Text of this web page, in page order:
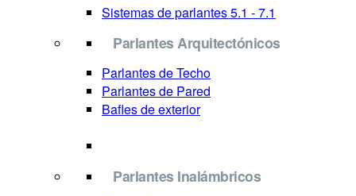
Sistemas de parlantes 5.1 - 7.1
Parlantes Arquitectónicos
Parlantes de Techo
Parlantes de Pared
Bafles de exterior
Parlantes Inalámbricos